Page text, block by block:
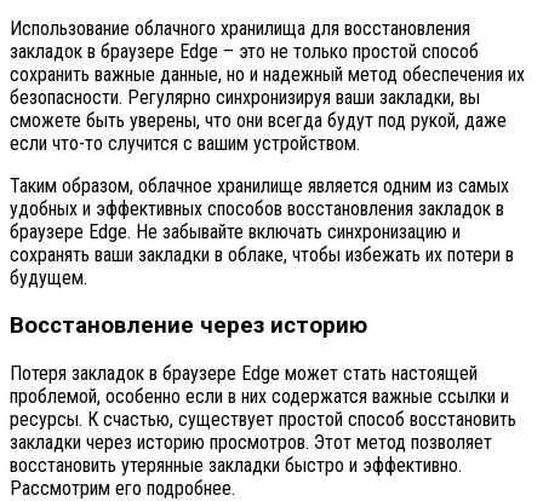
Использование облачного хранилища для восстановления
закладок в браузере Edge – это не только простой способ
сохранить важные данные, но и надежный метод обеспечения их
безопасности. Регулярно синхронизируя ваши закладки, вы
сможете быть уверены, что они всегда будут под рукой, даже
если что-то случится с вашим устройством.
Таким образом, облачное хранилище является одним из самых
удобных и эффективных способов восстановления закладок в
браузере Edge. Не забывайте включать синхронизацию и
сохранять ваши закладки в облаке, чтобы избежать их потери в
будущем.
Восстановление через историю
Потеря закладок в браузере Edge может стать настоящей
проблемой, особенно если в них содержатся важные ссылки и
ресурсы. К счастью, существует простой способ восстановить
закладки через историю просмотров. Этот метод позволяет
восстановить утерянные закладки быстро и эффективно.
Рассмотрим его подробнее.